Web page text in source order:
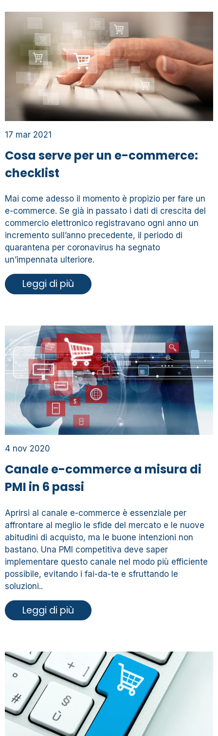
17 mar 2021
Cosa serve per un e-commerce:
checklist
Mai come adesso il momento è propizio per fare un
e-commerce. Se già in passato i dati di crescita del
commercio elettronico registravano ogni anno un
incremento sull’anno precedente, il periodo di
quarantena per coronavirus ha segnato
un’impennata ulteriore.
Leggi di più
4 nov 2020
Canale e-commerce a misura di
PMI in 6 passi
Aprirsi al canale e-commerce è essenziale per
affrontare al meglio le sfide del mercato e le nuove
abitudini di acquisto, ma le buone intenzioni non
bastano. Una PMI competitiva deve saper
implementare questo canale nel modo più efficiente
possibile, evitando i fai-da-te e sfruttando le
soluzioni..
Leggi di più